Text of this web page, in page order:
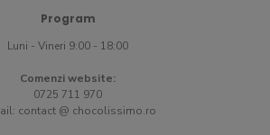
Program
Luni - Vineri 9:00 - 18:00
Comenzi website:
0725 711 970
contact @ chocolissimo.ro